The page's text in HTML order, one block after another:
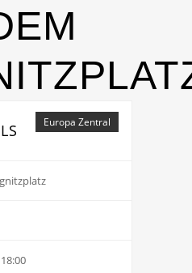
Europa Zentral